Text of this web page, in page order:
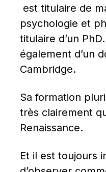
est titulaire de
psychologie et
titulaire d’un
également d’un
Cambridge.
Sa formation
très clairement
Renaissance.
Et il est toujours